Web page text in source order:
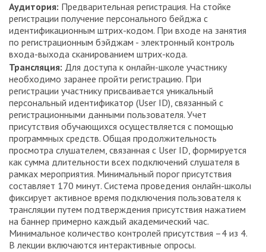
Аудитория: Предварительная регистрация. На стойке
регистрации получение персонального бейджа с
идентификационным штрих-кодом. При входе на занятия
по регистрационным бэйджам - электронный контроль
входа-выхода сканированием штрих-кода.
Трансляция: Для доступа к онлайн-школе участнику
необходимо заранее пройти регистрацию. При
регистрации участнику присваивается уникальный
персональный идентификатор (User ID), связанный с
регистрационными данными пользователя. Учет
присутствия обучающихся осуществляется с помощью
программных средств. Общая продолжительность
просмотра слушателем, связанная с User ID, формируется
как сумма длительности всех подключений слушателя в
рамках мероприятия. Минимальный порог присутствия
составляет 170 минут. Система проведения онлайн-школы
фиксирует активное время подключения пользователя к
трансляции путем подтверждения присутствия нажатием
на баннер примерно каждый академический час.
Минимальное количество контролей присутствия –4 из 4.
В лекции включаются интерактивные опросы.